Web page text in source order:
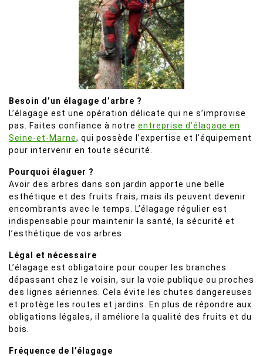
Besoin d’un élagage d’arbre ?
L’élagage est une opération délicate qui ne s’improvise
pas. Faites confiance à notre entreprise d’élagage en
Seine-et-Marne, qui possède l’expertise et l’équipement
pour intervenir en toute sécurité.
Pourquoi élaguer ?
Avoir des arbres dans son jardin apporte une belle
esthétique et des fruits frais, mais ils peuvent devenir
encombrants avec le temps. L’élagage régulier est
indispensable pour maintenir la santé, la sécurité et
l’esthétique de vos arbres.
Légal et nécessaire
L’élagage est obligatoire pour couper les branches
dépassant chez le voisin, sur la voie publique ou proches
des lignes aériennes. Cela évite les chutes dangereuses
et protège les routes et jardins. En plus de répondre aux
obligations légales, il améliore la qualité des fruits et du
bois.
Fréquence de l’élagage